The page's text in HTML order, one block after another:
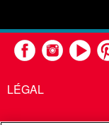
LÉGAL